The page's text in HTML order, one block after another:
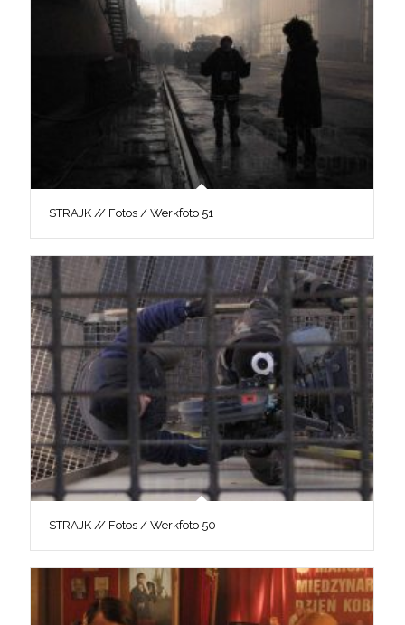
STRAJK // Fotos / Werkfoto 51
STRAJK // Fotos / Werkfoto 50